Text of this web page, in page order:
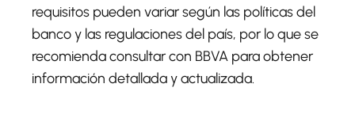
requisitos pueden variar según las políticas del
banco y las regulaciones del país, por lo que se
recomienda consultar con BBVA para obtener
información detallada y actualizada.